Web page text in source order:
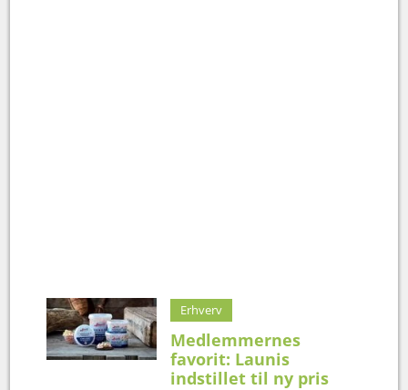
Erhverv
Medlemmernes
favorit: Launis
indstillet til ny pris